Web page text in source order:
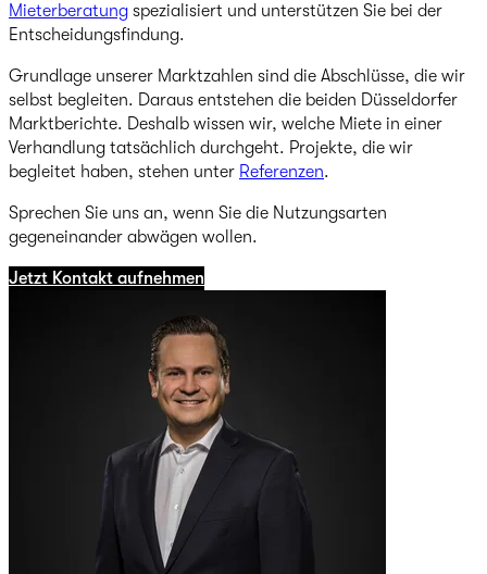
Mieterberatung spezialisiert und unterstützen Sie bei der
Entscheidungsfindung.
Grundlage unserer Marktzahlen sind die Abschlüsse, die wir
selbst begleiten. Daraus entstehen die beiden Düsseldorfer
Marktberichte. Deshalb wissen wir, welche Miete in einer
Verhandlung tatsächlich durchgeht. Projekte, die wir
begleitet haben, stehen unter Referenzen.
Sprechen Sie uns an, wenn Sie die Nutzungsarten
gegeneinander abwägen wollen.
Jetzt Kontakt aufnehmen